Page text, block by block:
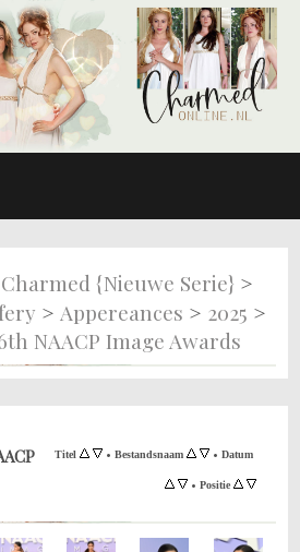
Charmed {nieuwe Serie} >
> Appereances > 2025 >
NAACP Image Awards
Titel • Bestandsnaam • Datum
• Positie